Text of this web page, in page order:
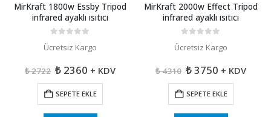
MirKraft 1800w Essby Tripod
infrared ayaklı ısıtıcı
Ücretsiz Kargo
₺2722 Orijinal
₺ 2722.
₺2360Şu
fiyat:
₺ 2360.
+ KDV
SEPETE EKLE
MirKraft 2000w Effect Tripod
infrared ayaklı ısıtıcı
Ücretsiz Kargo
₺4310 Orijinal
₺ 4310.
₺3750Şu
fiyat:
₺ 3750.
+ KDV
SEPETE EKLE